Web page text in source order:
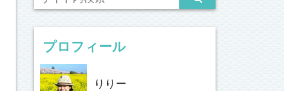
プロフィール
りりー